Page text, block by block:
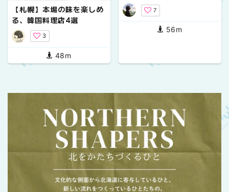
【札幌】本場の味を楽しめ
る、韓国料理店4選
3
48m
7
56m